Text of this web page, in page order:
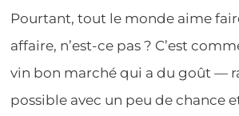
Pourtant, tout le monde aime
affaire, n’est-ce pas ? C’est
vin bon marché qui a du goût —
possible avec un peu de chance